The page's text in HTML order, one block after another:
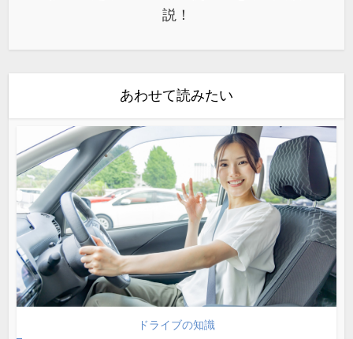
説！
あわせて読みたい
ドライブの知識